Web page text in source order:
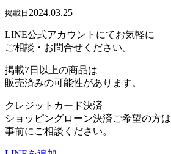
掲載日 2024.03.25
LINE公式アカウントにてお気軽に
ご相談・お問合せください。
掲載7日以上の商品は
販売済みの可能性があります。
クレジットカード決済
ショッピングローン決済ご希望の方は
事前にご相談ください。